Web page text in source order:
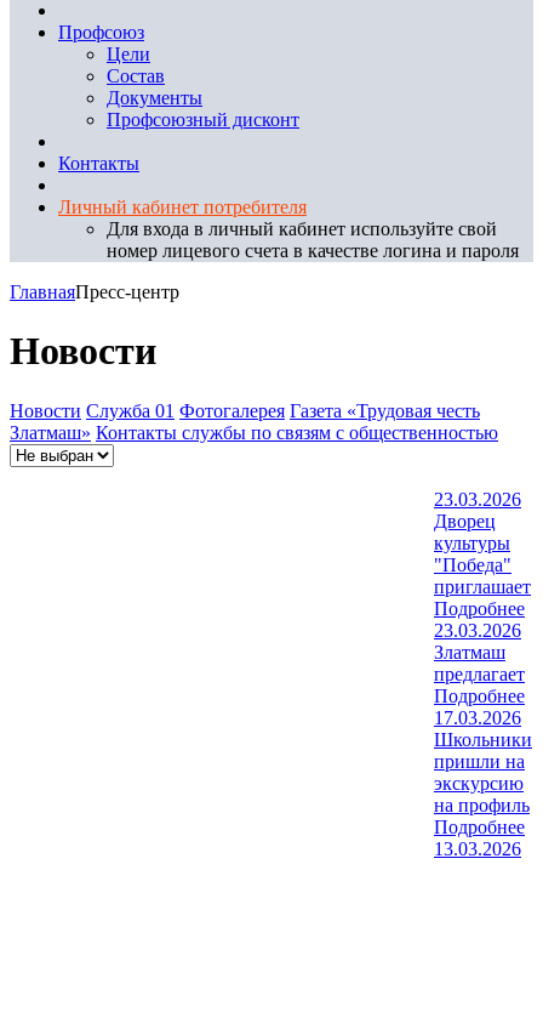
Профсоюз
Цели
Состав
Документы
Профсоюзный дисконт
Контакты
Личный кабинет потребителя
Для входа в личный кабинет используйте свой
номер лицевого счета в качестве логина и пароля
ГлавнаяПресс-центр
Новости
Новости Служба 01 Фотогалерея Газета «Трудовая честь
Златмаш» Контакты службы по связям с общественностью
23.03.2026
Дворец
культуры
"Победа"
приглашает
Подробнее
23.03.2026
Златмаш
предлагает
Подробнее
17.03.2026
Школьники
пришли на
экскурсию
на профиль
Подробнее
13.03.2026